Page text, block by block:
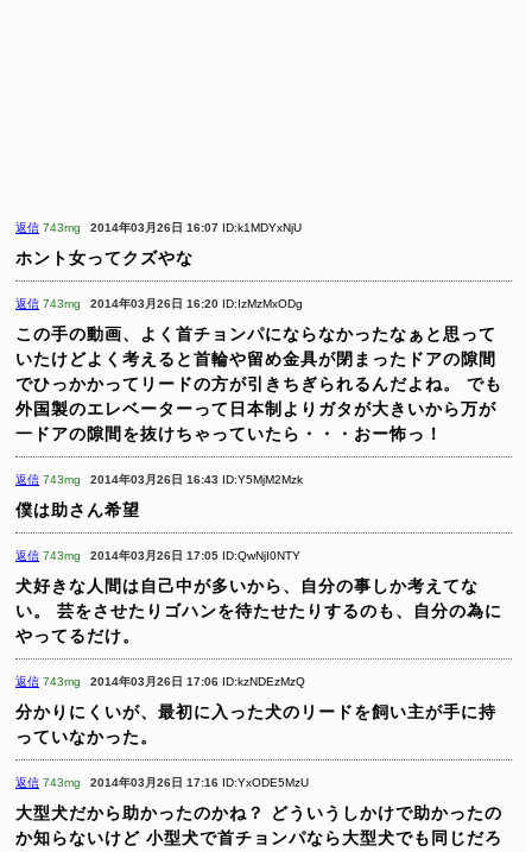
返信 743mg 2014年03月26日 16:07 ID:k1MDYxNjU
ホント女ってクズやな
返信 743mg 2014年03月26日 16:20 ID:IzMzMxODg
この手の動画、よく首チョンパにならなかったなぁと思って
いたけどよく考えると首輪や留め金具が閉まったドアの隙間
でひっかかってリードの方が引きちぎられるんだよね。
でも
外国製のエレベーターって日本制よりガタが大きいから万が
一ドアの隙間を抜けちゃっていたら・・・おー怖っ！
返信 743mg 2014年03月26日 16:43 ID:Y5MjM2Mzk
僕は助さん希望
返信 743mg 2014年03月26日 17:05 ID:QwNjI0NTY
犬好きな人間は自己中が多いから、自分の事しか考えてな
い。
芸をさせたりゴハンを待たせたりするのも、自分の為に
やってるだけ。
返信 743mg 2014年03月26日 17:06 ID:kzNDEzMzQ
分かりにくいが、最初に入った犬のリードを飼い主が手に持
っていなかった。
返信 743mg 2014年03月26日 17:16 ID:YxODE5MzU
大型犬だから助かったのかね？
どういうしかけで助かったの
か知らないけど 小型犬で首チョンパなら大型犬でも同じだろ